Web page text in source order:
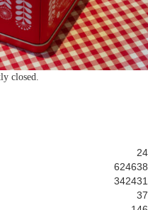
closed.
24
624638
342431
37